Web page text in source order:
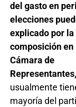
del gasto en
elecciones
explicado por la
composición en
Cámara de
Representantes,
usualmente
mayoría del